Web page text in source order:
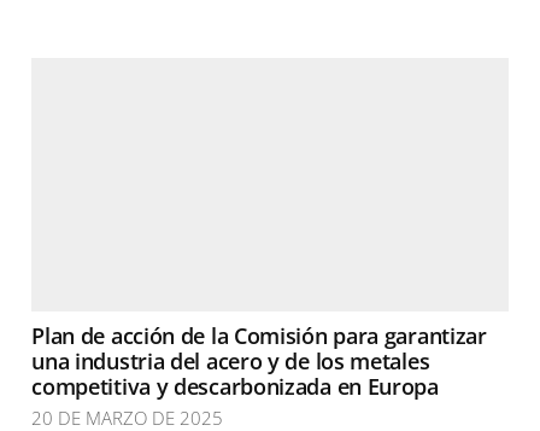
Plan de acción de la Comisión para garantizar
una industria del acero y de los metales
competitiva y descarbonizada en Europa
20 DE MARZO DE 2025